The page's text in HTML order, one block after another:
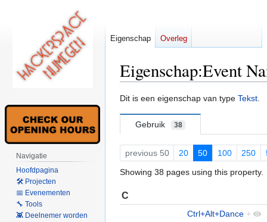
Eigenschap:Event
Naar
springen
Naar
springen
Dit is een eigenschap van type Tekst.
Gebruik 38
previous 50 20 50 100 250
Showing 38 pages using this property.
C
Ctrl+Alt+Dance +
Eigenschap Overleg
Navigatie
Hoofdpagina
🛠 Projecten
📅 Evenementen
🔧 Tools
👾 Deelnemer worden